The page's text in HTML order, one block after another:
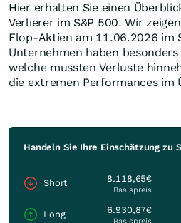
Hier erhalten Sie einen
Verlierer im S&P 500. Wir
Flop-Aktien am 11.06.2026 im
Unternehmen haben
welche mussten Verluste
die extremen Performances im
Handeln Sie Ihre Einschätzung zu
Short 8.118,65€
Basispreis
Long 6.930,87€